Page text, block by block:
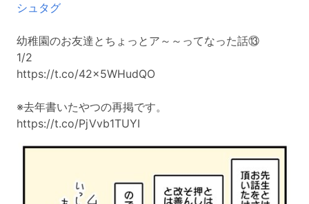
シュタグ
幼稚園のお友達とちょっとア～～ってなった話⑬
1/2
https://t.co/42x5WHudQO
※去年書いたやつの再掲です。
https://t.co/PjVvb1TUYI